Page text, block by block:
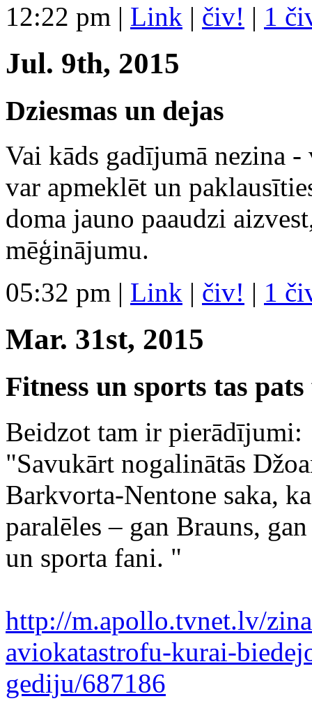
12:22 pm | Link | čiv! | 1
Jul. 9th, 2015
Dziesmas un dejas
Vai kāds gadījumā nezina
var apmeklēt un
doma jauno paaudzi
mēģinājumu.
05:32 pm | Link | čiv! | 1
Mar. 31st, 2015
Fitness un sports tas
Beidzot tam ir pierādījumi:
"Savukārt nogalinātās
Barkvorta-Nentone saka,
paralēles – gan Brauns,
un sporta fani. "
http://m.apollo.tvnet.lv/
aviokatastrofu-kurai-
gediju/687186